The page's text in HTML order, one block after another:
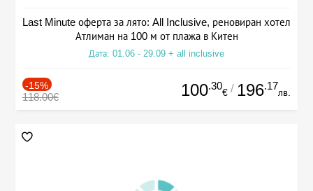
Last Minute оферта за лято: All Inclusive, реновиран хотел
Атлиман на 100 м от плажа в Китен
Дата: 01.06 - 29.09 + all inclusive
-15%
118.00€ 100.30
€ / 196.17
лв.